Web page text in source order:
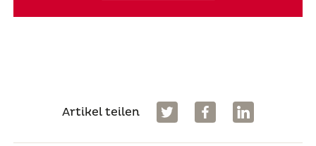
Artikel teilen